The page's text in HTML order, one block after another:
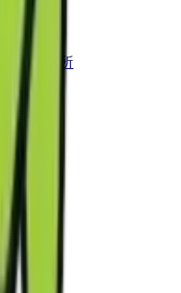
の事業所